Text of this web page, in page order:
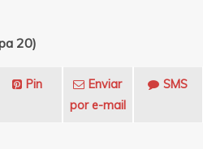
20)
Pin
Enviar
por e-mail
SMS